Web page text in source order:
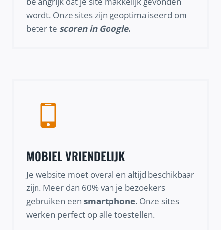
wordt. Onze sites zijn geoptimaliseerd om
beter te scoren in Google.
MOBIEL VRIENDELIJK
Je website moet overal en altijd beschikbaar
zijn. Meer dan 60% van je bezoekers
gebruiken een smartphone. Onze sites
werken perfect op alle toestellen.